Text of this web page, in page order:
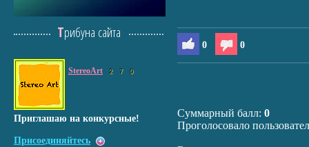
0 0
Суммарный балл: 0
Проголосовало
Трибуна сайта
StereoArt 2 7 0
Приглашаю на конкурсные!
Присоединяйтесь